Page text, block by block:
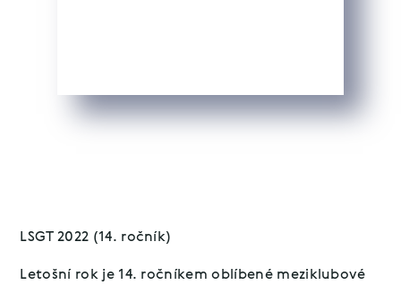
LSGT 2022 (14. ročník)
Letošní rok je 14. ročníkem oblíbené meziklubové